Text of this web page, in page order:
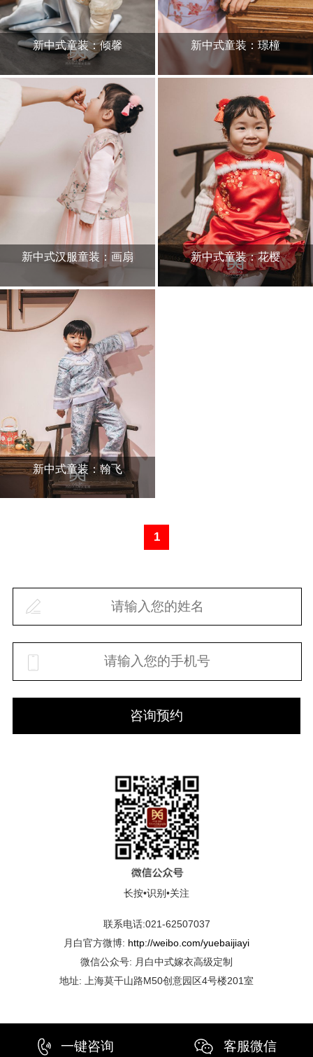
新中式童装：倾馨 新中式童装：璟橦
新中式汉服童装：画扇 新中式童装：花樱
新中式童装：翰飞
1
咨询预约
长按•识别•关注
联系电话:021-62507037
月白官方微博: http://weibo.com/yuebaijiayi
微信公众号: 月白中式嫁衣高级定制
地址: 上海莫干山路M50创意园区4号楼201室
一键咨询 客服微信